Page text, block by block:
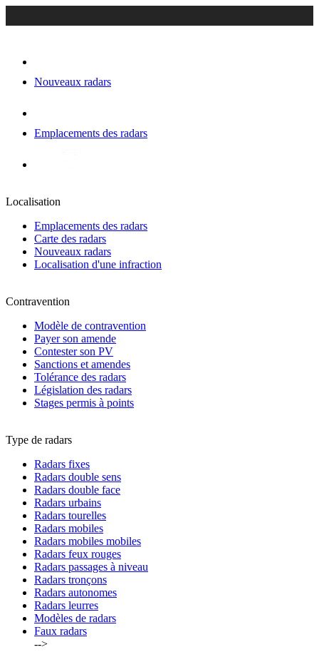
Nouveaux radars
Emplacements des radars
Localisation
Emplacements des radars
Carte des radars
Nouveaux radars
Localisation d'une infraction
Contravention
Modèle de contravention
Payer son amende
Contester son PV
Sanctions et amendes
Tolérance des radars
Législation des radars
Stages permis à points
Type de radars
Radars fixes
Radars double sens
Radars double face
Radars urbains
Radars tourelles
Radars mobiles
Radars mobiles mobiles
Radars feux rouges
Radars passages à niveau
Radars tronçons
Radars autonomes
Radars leurres
Modèles de radars
Faux radars
-->